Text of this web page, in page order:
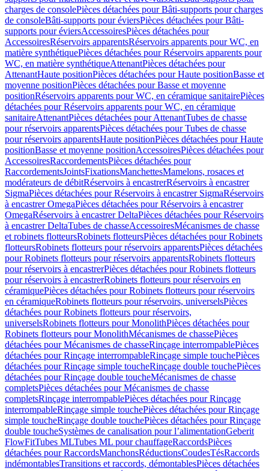
charges de consolePièces détachées pour Bâti-supports pour charges
de consoleBâti-supports pour éviersPièces détachées pour Bâti-
supports pour éviersAccessoiresPièces détachées pour
AccessoiresRéservoirs apparentsRéservoirs apparents pour WC, en
matière synthétiquePièces détachées pour Réservoirs apparents pour
WC, en matière synthétiqueAttenantPièces détachées pour
AttenantHaute positionPièces détachées pour Haute positionBasse et
moyenne positionPièces détachées pour Basse et moyenne
positionRéservoirs apparents pour WC, en céramique sanitairePièces
détachées pour Réservoirs apparents pour WC, en céramique
sanitaireAttenantPièces détachées pour AttenantTubes de chasse
pour réservoirs apparentsPièces détachées pour Tubes de chasse
pour réservoirs apparentsHaute positionPièces détachées pour Haute
positionBasse et moyenne positionAccessoiresPièces détachées pour
AccessoiresRaccordementsPièces détachées pour
RaccordementsJointsFixationsManchettesMamelons, rosaces et
modérateurs de débitRéservoirs à encastrerRéservoirs à encastrer
SigmaPièces détachées pour Réservoirs à encastrer SigmaRéservoirs
à encastrer OmegaPièces détachées pour Réservoirs à encastrer
OmegaRéservoirs à encastrer DeltaPièces détachées pour Réservoirs
à encastrer DeltaTubes de chasseAccessoiresMécanismes de chasse
et robinets flotteursRobinets flotteursPièces détachées pour Robinets
flotteursRobinets flotteurs pour réservoirs apparentsPièces détachées
pour Robinets flotteurs pour réservoirs apparentsRobinets flotteurs
pour réservoirs à encastrerPièces détachées pour Robinets flotteurs
pour réservoirs à encastrerRobinets flotteurs pour réservoirs en
céramiquePièces détachées pour Robinets flotteurs pour réservoirs
en céramiqueRobinets flotteurs pour réservoirs, universelsPièces
détachées pour Robinets flotteurs pour réservoirs,
universelsRobinets flotteurs pour MonolithPièces détachées pour
Robinets flotteurs pour MonolithMécanismes de chassePièces
détachées pour Mécanismes de chasseRinçage interrompablePièces
détachées pour Rinçage interrompableRinçage simple touchePièces
détachées pour Rinçage simple toucheRinçage double touchePièces
détachées pour Rinçage double toucheMécanismes de chasse
completsPièces détachées pour Mécanismes de chasse
completsRinçage interrompablePièces détachées pour Rinçage
interrompableRinçage simple touchePièces détachées pour Rinçage
simple toucheRinçage double touchePièces détachées pour Rinçage
double toucheSystèmes de canalisation pour l’alimentationGeberit
FlowFitTubes MLTubes ML pour chauffageRaccordsPièces
détachées pour RaccordsManchonsRéductionsCoudesTésRaccords
indémontablesTransitions et raccords, démontablesPièces détachées